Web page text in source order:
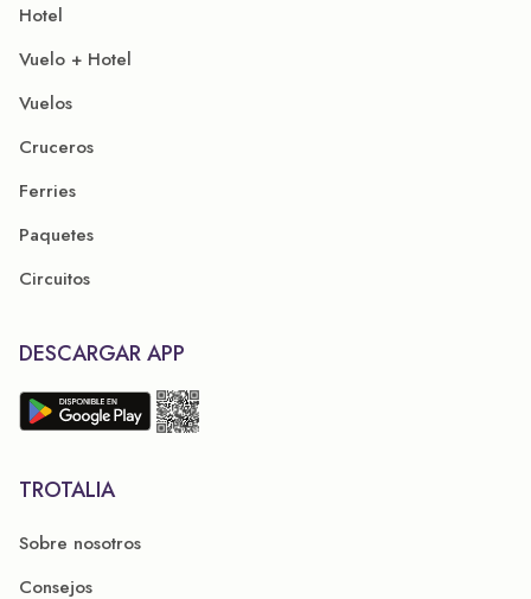
Hotel
Vuelo + Hotel
Vuelos
Cruceros
Ferries
Paquetes
Circuitos
DESCARGAR APP
TROTALIA
Sobre nosotros
Consejos